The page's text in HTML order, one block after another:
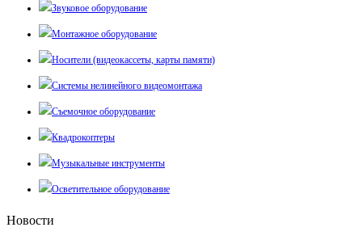
Звуковое оборудование
Монтажное оборудование
Носители (видеокассеты, карты памяти)
Системы нелинейного видеомонтажа
Съемочное оборудование
Квадрокоптеры
Музыкальные инструменты
Осветительное оборудование
Новости